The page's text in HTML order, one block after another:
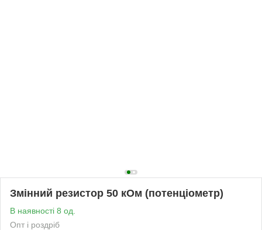
Змінний резистор 50 кОм (потенціометр)
В наявності 8 од.
Опт і роздріб